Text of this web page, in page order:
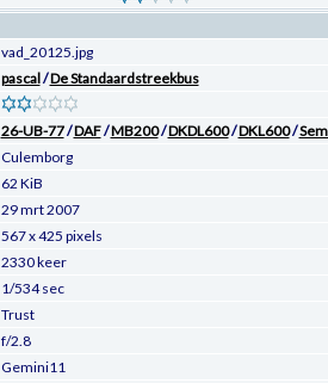
vad_20125.jpg
pascal/De Standaardstreekbus
26-UB-77/DAF/MB200/DKDL600/DKL600/
Culemborg
62 KiB
29 mrt 2007
567 x 425 pixels
2330 keer
1/534 sec
Trust
f/2.8
Gemini11